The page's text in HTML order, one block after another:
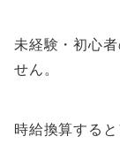
未経験・初心
せん。
時給換算する